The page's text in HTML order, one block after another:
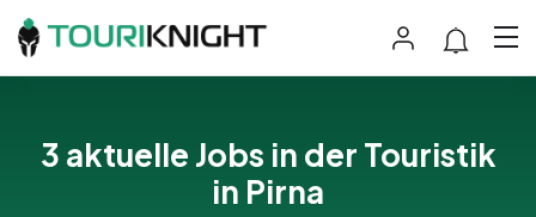
3 aktuelle Jobs in der Touristik
in Pirna